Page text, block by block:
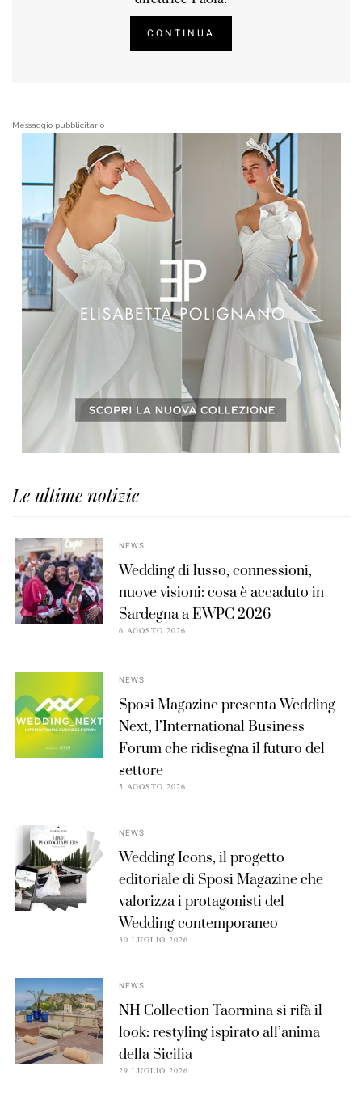
CONTINUA
Messaggio pubblicitario
Le ultime notizie
NEWS
Wedding di lusso, connessioni,
nuove visioni: cosa è accaduto in
Sardegna a EWPC 2026
6 AGOSTO 2026
NEWS
Sposi Magazine presenta Wedding
Next, l’International Business
Forum che ridisegna il futuro del
settore
5 AGOSTO 2026
NEWS
Wedding Icons, il progetto
editoriale di Sposi Magazine che
valorizza i protagonisti del
Wedding contemporaneo
30 LUGLIO 2026
NEWS
NH Collection Taormina si rifà il
look: restyling ispirato all’anima
della Sicilia
29 LUGLIO 2026